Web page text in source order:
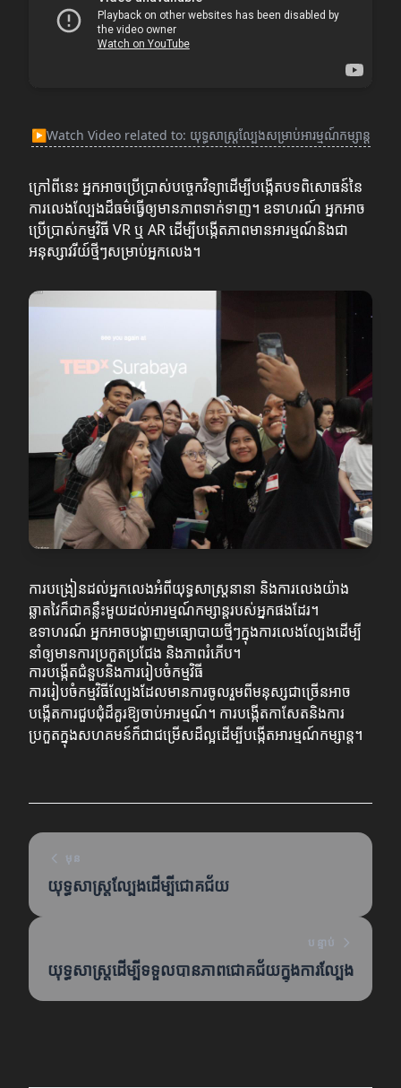
▶Watch Video related to: យុទ្ធសាស្ត្រល្បែងសម្រាប់អារម្មណ៍កម្សាន្ត
ក្រៅពីនេះ អ្នកអាចប្រើប្រាស់បច្ចេកវិទ្យាដើម្បីបង្កើតបទពិសោធន៍នៃ
ការលេងល្បែងដ៏ធម៌ធ្វើឲ្យមានភាពទាក់ទាញ។ ឧទាហរណ៍ អ្នកអាច
ប្រើប្រាស់កម្មវិធី VR ឬ AR ដើម្បីបង្កើតភាពមានអារម្មណ៍និងជា
អនុស្សាវរីយ៍ថ្មីៗសម្រាប់អ្នកលេង។
ការបង្រៀនដល់អ្នកលេងអំពីយុទ្ធសាស្ត្រនានា និងការលេងយ៉ាង
ឆ្លាតវៃក៏ជាគន្លឹះមួយដល់អារម្មណ៍កម្សាន្តរបស់អ្នកផងដែរ។
ឧទាហរណ៍ អ្នកអាចបង្ហាញមធ្យោបាយថ្មីៗក្នុងការលេងល្បែងដើម្បី
នាំឲ្យមានការប្រកួតប្រជែង និងភាពរំភើប។
ការបង្កើតជំនួបនិងការរៀបចំកម្មវិធី
ការរៀបចំកម្មវិធីល្បែងដែលមានការចូលរួមពីមនុស្សជាច្រើនអាច
បង្កើតការជួបជុំដ៏គួរឱ្យចាប់អារម្មណ៍។ ការបង្កើតកាសែតនិងការ
ប្រកួតក្នុងសហគមន៍ក៏ជាជម្រើសដ៏ល្អដើម្បីបង្កើតអារម្មណ៍កម្សាន្ត។
មុន
យុទ្ធសាស្ត្រល្បែងដើម្បីជោគជ័យ
បន្ទាប់
យុទ្ធសាស្ត្រដើម្បីទទួលបានភាពជោគជ័យក្នុងការល្បែង